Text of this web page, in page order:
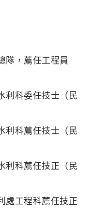
隊，薦任工程員
利科委任技士（民
利科薦任技士（民
利科薦任技正（民
處工程科薦任技正